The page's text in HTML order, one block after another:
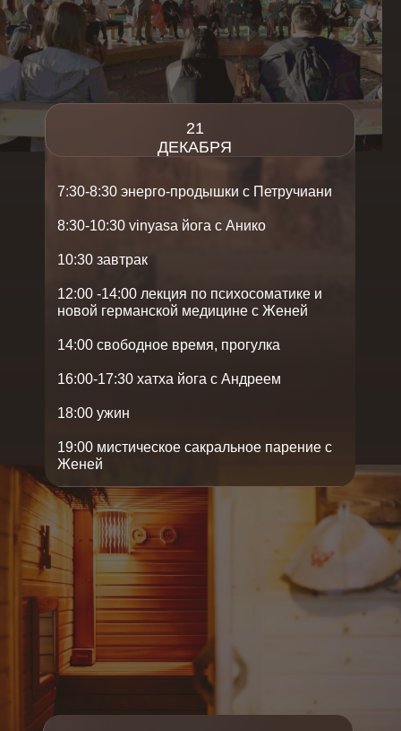
7:30-8:30 энерго-продышки с Петручиани
8:30-10:30 vinyasa йога с Анико
10:30 завтрак
12:00 -14:00 лекция по психосоматике и
новой германской медицине с Женей
14:00 свободное время, прогулка
16:00-17:30 хатха йога с Андреем
18:00 ужин
19:00 мистическое сакральное парение с
Женей
21
ДЕКАБРЯ